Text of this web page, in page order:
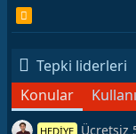
S
Tepki liderleri
Konular
HEDİYE Ücretsiz